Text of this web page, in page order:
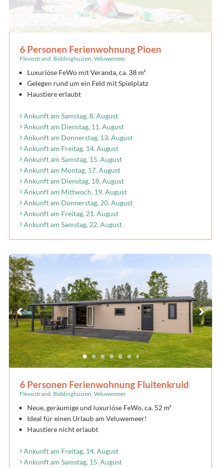
6 Personen Ferienwohnung Pioen
Flevostrand, Biddinghuizen, Veluwemeer
Luxuriöse FeWo mit Veranda, ca. 38 m²
Gelegen rund um ein Feld mit Spielplatz
Haustiere erlaubt
Ankunft am Samstag, 8. August
Ankunft am Dienstag, 11. August
Ankunft am Donnerstag, 13. August
Ankunft am Freitag, 14. August
Ankunft am Samstag, 15. August
Ankunft am Montag, 17. August
Ankunft am Dienstag, 18. August
Ankunft am Mittwoch, 19. August
Ankunft am Donnerstag, 20. August
Ankunft am Freitag, 21. August
Ankunft am Samstag, 22. August
6 Personen Ferienwohnung Fluitenkruid
Flevostrand, Biddinghuizen, Veluwemeer
Neue, geräumige und luxuriöse FeWo, ca. 52 m²
Ideal für einen Urlaub am Veluwemeer!
Haustiere nicht erlaubt
Ankunft am Freitag, 14. August
Ankunft am Samstag, 15. August